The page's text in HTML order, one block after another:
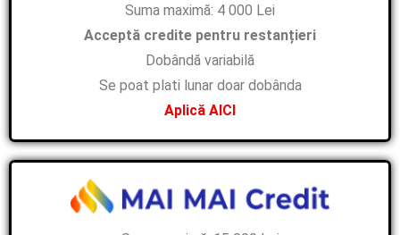
Suma maximă: 4 000 Lei
Acceptă credite pentru restanțieri
Dobândă variabilă
Se poat plati lunar doar dobânda
Aplică AICI